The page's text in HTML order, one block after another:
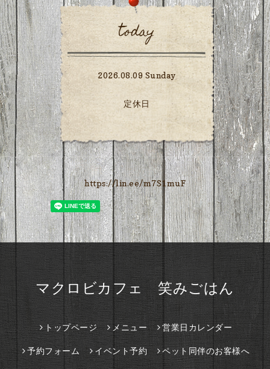
today
2026.08.09 Sunday
定休日
https://lin.ee/m7S1muF
マクロビカフェ 笑みごはん
トップページ メニュー 営業日カレンダー
予約フォーム イベント予約 ペット同伴のお客様へ